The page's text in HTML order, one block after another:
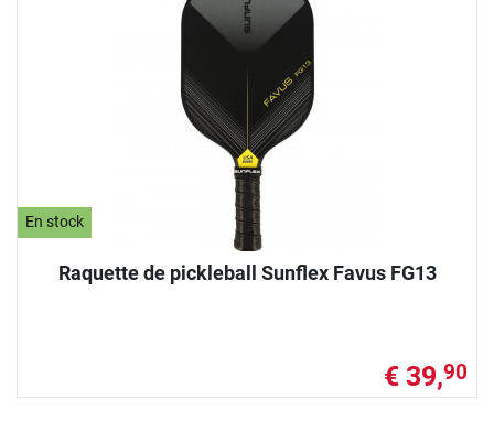
En stock
Raquette de pickleball Sunflex Favus FG13
€ 39,90